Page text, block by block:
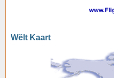
Wëlt Kaart